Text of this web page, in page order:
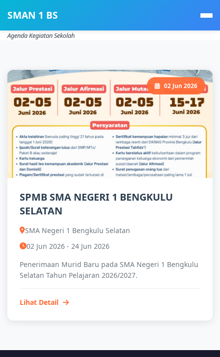
SMAN 1 BS
Agenda Kegiatan Sekolah
02 Jun 2026
SPMB SMA NEGERI 1 BENGKULU
SELATAN
SMA Negeri 1 Bengkulu Selatan
02 Jun 2026 - 24 Jun 2026
Penerimaan Murid Baru pada SMA Negeri 1 Bengkulu
Selatan Tahun Pelajaran 2026/2027.
Lihat Detail